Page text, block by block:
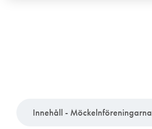
Innehåll - Möckelnföreningarna